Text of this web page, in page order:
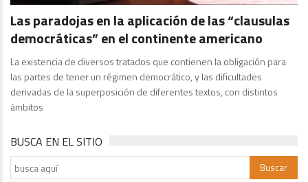
Las paradojas en la aplicación de las “clausulas
democráticas” en el continente americano
La existencia de diversos tratados que contienen la obligación para
las partes de tener un régimen democrático, y las dificultades
derivadas de la superposición de diferentes textos, con distintos
ámbitos
BUSCA EN EL SITIO